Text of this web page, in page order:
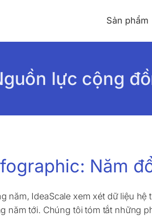
Sản phẩm
lực cộng
Năm
năm, IdeaScale xem xét dữ liệu
năm tới. Chúng tôi tóm tắt những